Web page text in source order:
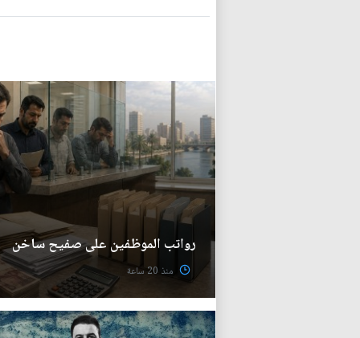
رواتب الموظفين على صفيح ساخن
منذ 20 ساعة